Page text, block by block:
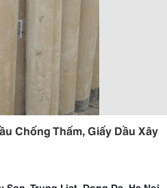
Chống Thấm, Giấy Dầu Xây